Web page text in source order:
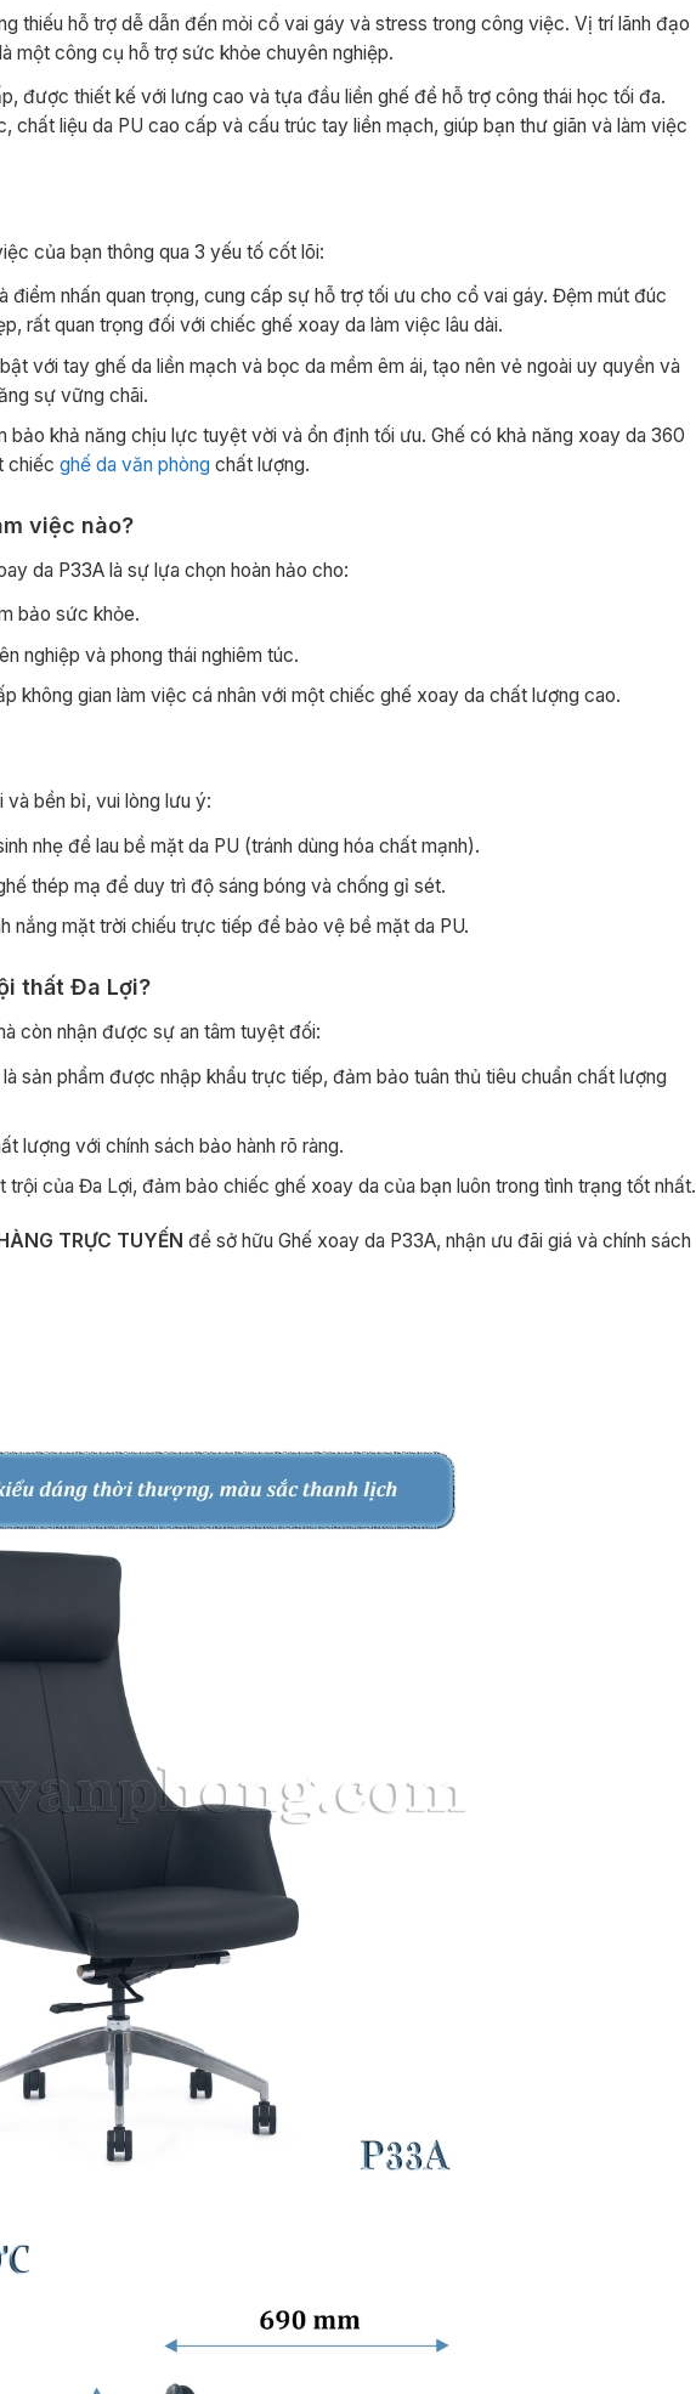
thiếu hỗ trợ dễ dẫn đến mỏi cổ vai gáy và stress trong công việc. Vị trí lãnh đạo
một công cụ hỗ trợ sức khỏe chuyên nghiệp.
được thiết kế với lưng cao và tựa đầu liền ghế để hỗ trợ công thái học tối đa.
chất liệu da PU cao cấp và cấu trúc tay liền mạch, giúp bạn thư giãn và làm việc
của bạn thông qua 3 yếu tố cốt lõi:
điểm nhấn quan trọng, cung cấp sự hỗ trợ tối ưu cho cổ vai gáy. Đệm mút đúc
rất quan trọng đối với chiếc ghế xoay da làm việc lâu dài.
với tay ghế da liền mạch và bọc da mềm êm ái, tạo nên vẻ ngoài uy quyền và
sự vững chãi.
bảo khả năng chịu lực tuyệt vời và ổn định tối ưu. Ghế có khả năng xoay da 360
chiếcghế da văn phòng chất lượng.
việc nào?
da P33A là sự lựa chọn hoàn hảo cho:
bảo sức khỏe.
nghiệp và phong thái nghiêm túc.
không gian làm việc cá nhân với một chiếc ghế xoay da chất lượng cao.
và bền bỉ, vui lòng lưu ý:
nhẹ để lau bề mặt da PU (tránh dùng hóa chất mạnh).
thép mạ để duy trì độ sáng bóng và chống gỉ sét.
nắng mặt trời chiếu trực tiếp để bảo vệ bề mặt da PU.
thất Đa Lợi?
còn nhận được sự an tâm tuyệt đối:
sản phẩm được nhập khẩu trực tiếp, đảm bảo tuân thủ tiêu chuẩn chất lượng
lượng với chính sách bảo hành rõ ràng.
của Đa Lợi, đảm bảo chiếc ghế xoay da của bạn luôn trong tình trạng tốt nhất.
TRỰC TUYẾN để sở hữu Ghế xoay da P33A, nhận ưu đãi giá và chính sách